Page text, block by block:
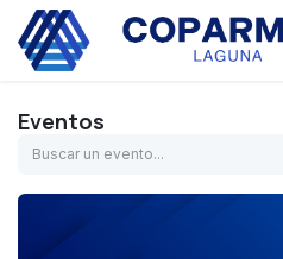
Ir al contenido
Eventos